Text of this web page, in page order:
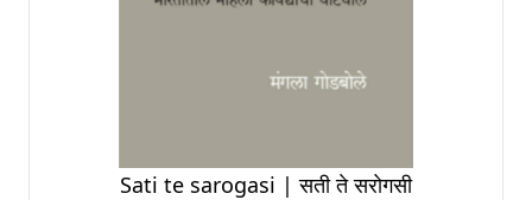
Sati te sarogasi | सती ते सरोगसी